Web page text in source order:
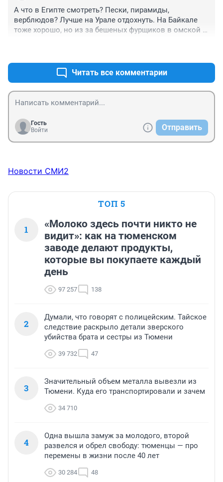
А что в Египте смотреть? Пески, пирамиды,
верблюдов? Лучше на Урале отдохнуть. На Байкале
тоже хорошо, но из за бешеных фурщиков в омской
Читать все комментарии
Гость
Войти
Отправить
Новости СМИ2
ТОП 5
1
«Молоко здесь почти никто не
видит»: как на тюменском
заводе делают продукты,
которые вы покупаете каждый
день
97 257 138
2
Думали, что говорят с полицейским. Тайское
следствие раскрыло детали зверского
убийства брата и сестры из Тюмени
39 732 47
3
Значительный объем металла вывезли из
Тюмени. Куда его транспортировали и зачем
34 710
4
Одна вышла замуж за молодого, второй
развелся и обрел свободу: тюменцы — про
перемены в жизни после 40 лет
30 284 48